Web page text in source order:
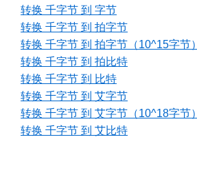
转换 千字节 到 字节
转换 千字节 到 拍字节
转换 千字节 到 拍字节（10^15字节）
转换 千字节 到 拍比特
转换 千字节 到 比特
转换 千字节 到 艾字节
转换 千字节 到 艾字节（10^18字节）
转换 千字节 到 艾比特